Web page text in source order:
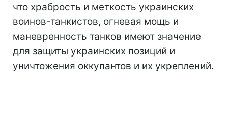
что храбрость и меткость украинских
воинов-танкистов, огневая мощь и
маневренность танков имеют значение
для защиты украинских позиций и
уничтожения оккупантов и их укреплений.